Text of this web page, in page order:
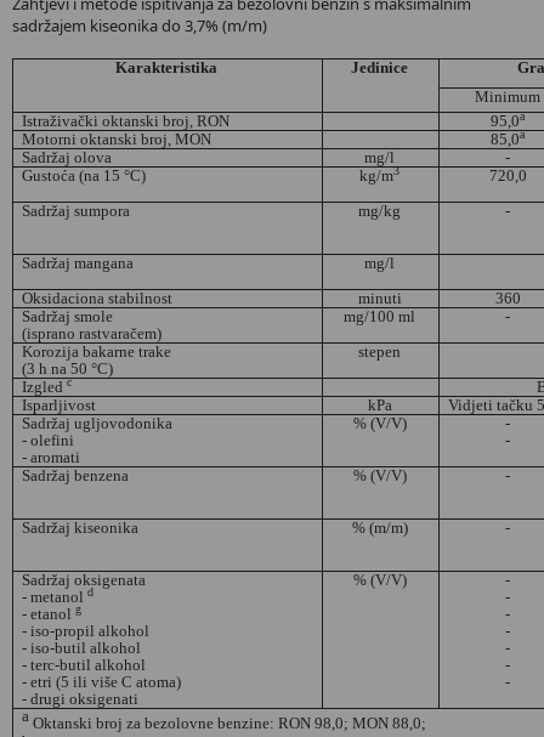
sadržajem kiseonika do 3,7% (m/m)
Karakteristika Jedinice
Minimum
Istraživački oktanski broj, RON
95,0a
Motorni oktanski broj, MON 85,0a
Sadržaj olova mg/l
-
Gustoća (na 15 °C)
kg/m3
720,0
Sadržaj sumpora
mg/kg -
Sadržaj mangana
mg/l
Oksidaciona stabilnost
minuti
360
Sadržaj smole
(isprano rastvaračem)
mg/100 ml
-
Korozija bakarne trake
(3 h na 50 °C)
stepen
Izgledc
Isparljivost
kPa
Vidjeti tačku
Sadržaj ugljovodonika
- olefini
- aromati
% (V/V)
-
-
Sadržaj benzena
% (V/V) -
Sadržaj kiseonika % (m/m) -
Sadržaj oksigenata
- metanold
- etanolg
- iso-propil alkohol
- iso-butil alkohol
- terc-butil alkohol
- etri (5 ili više C atoma)
- drugi oksigenati
% (V/V)
-
-
-
-
-
-
-
a Oktanski broj za bezolovne benzine: RON 98,0; MON 88,0;